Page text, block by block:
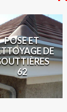
POSE ET
DE
62